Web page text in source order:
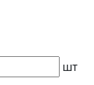
шт